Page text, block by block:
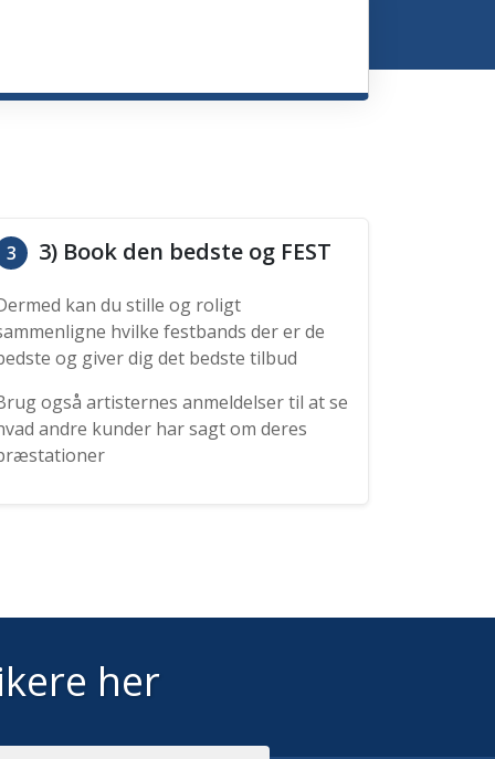
3 3) Book den bedste og FEST
kan du stille og roligt
hvilke festbands der er de
og giver dig det bedste tilbud
også artisternes anmeldelser til at se
andre kunder har sagt om deres
her